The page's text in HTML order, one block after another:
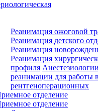
Реанимация ожоговой
Реанимация детского
Реанимация
Реанимация
профиля
реанимации для работы
рентгеноперационных
отделение
отделение